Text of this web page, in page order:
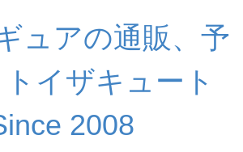
ュアの通販、予
イザキュート
2008